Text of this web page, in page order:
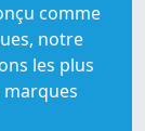
comme
notre
les plus